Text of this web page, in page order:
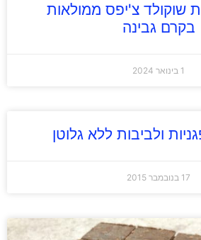
שוקולד צ'יפס ממולאות
בקרם גבינה
1 בינואר 2024
ולביבות ללא גלוטן
17 בנובמבר 2015